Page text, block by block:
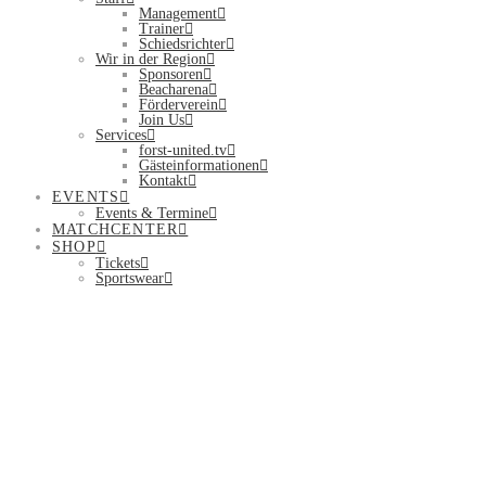
Management
Trainer
Schiedsrichter
Wir in der Region
Sponsoren
Beacharena
Förderverein
Join Us
Services
forst-united.tv
Gästeinformationen
Kontakt
EVENTS
Events & Termine
MATCHCENTER
SHOP
Tickets
Sportswear